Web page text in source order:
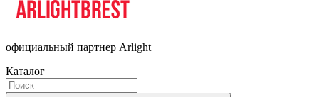
официальный партнер Arlight
Каталог